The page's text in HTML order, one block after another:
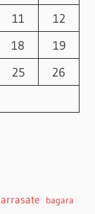
11
12
18
19
25
26
arrasate bagara